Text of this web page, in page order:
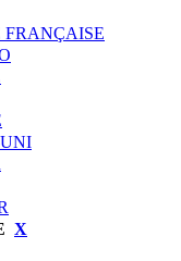
FRANÇAISE
X